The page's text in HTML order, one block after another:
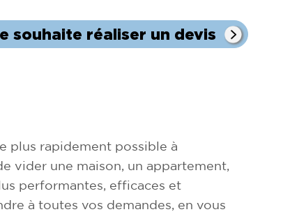
souhaite réaliser un devis
plus rapidement possible à
vider une maison, un appartement,
performantes, efficaces et
à toutes vos demandes, en vous